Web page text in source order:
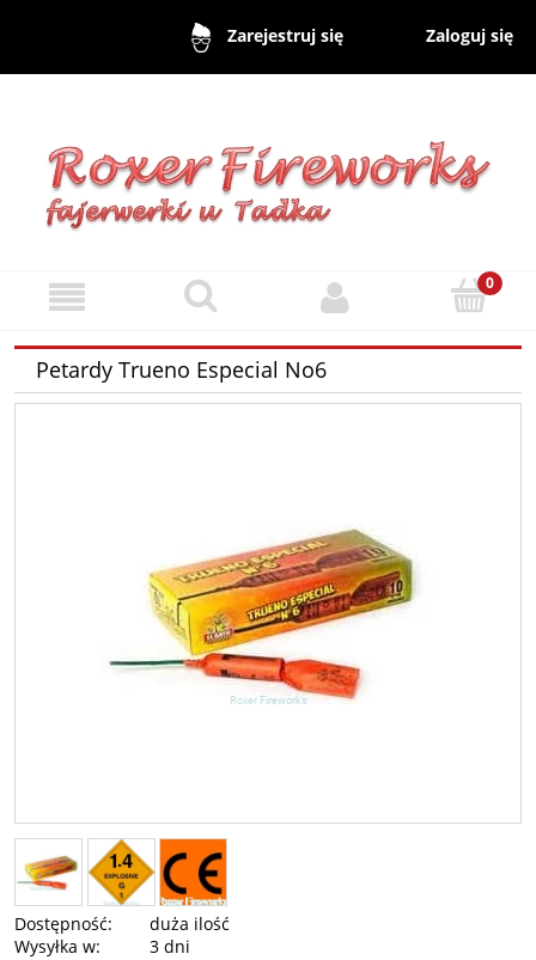
Zarejestruj się Zaloguj się
Petardy Trueno Especial No6
Dostępność:
duża ilość
Wysyłka w:
3 dni